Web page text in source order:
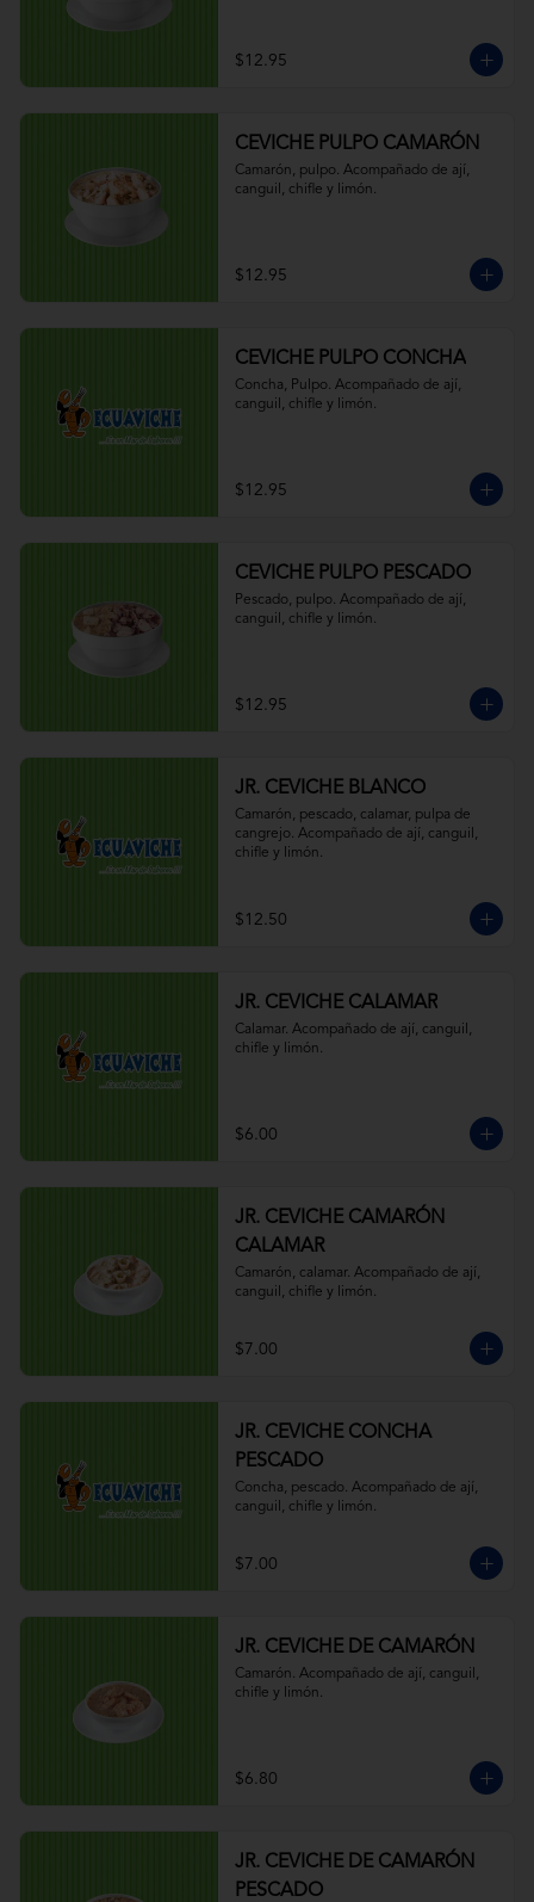
$12.95
CEVICHE PULPO CAMARÓN
Camarón, pulpo. Acompañado de ají,
canguil, chifle y limón.
$12.95
CEVICHE PULPO CONCHA
Concha, Pulpo. Acompañado de ají,
canguil, chifle y limón.
$12.95
CEVICHE PULPO PESCADO
Pescado, pulpo. Acompañado de ají,
canguil, chifle y limón.
$12.95
JR. CEVICHE BLANCO
Camarón, pescado, calamar, pulpa de
cangrejo. Acompañado de ají, canguil,
chifle y limón.
$12.50
JR. CEVICHE CALAMAR
Calamar. Acompañado de ají, canguil,
chifle y limón.
$6.00
JR. CEVICHE CAMARÓN
CALAMAR
Camarón, calamar. Acompañado de ají,
canguil, chifle y limón.
$7.00
JR. CEVICHE CONCHA
PESCADO
Concha, pescado. Acompañado de ají,
canguil, chifle y limón.
$7.00
JR. CEVICHE DE CAMARÓN
Camarón. Acompañado de ají, canguil,
chifle y limón.
$6.80
JR. CEVICHE DE CAMARÓN
PESCADO